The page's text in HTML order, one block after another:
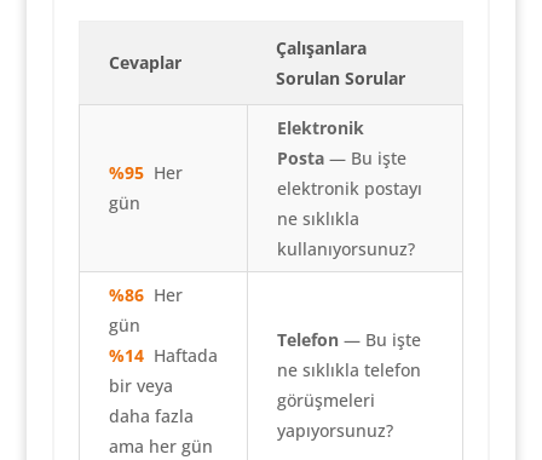
Cevaplar
Çalışanlara
Sorulan Sorular
%95Her
gün
Elektronik
Posta— Bu işte
elektronik postayı
ne sıklıkla
kullanıyorsunuz?
%86Her
gün
%14Haftada
bir veya
daha fazla
ama her gün
Telefon— Bu işte
ne sıklıkla telefon
görüşmeleri
yapıyorsunuz?